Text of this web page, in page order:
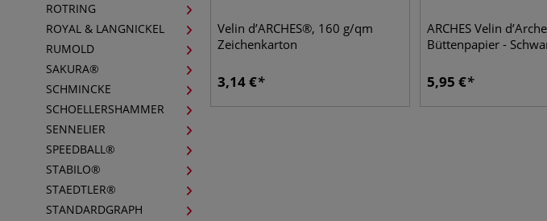
ROTRING
ROYAL & LANGNICKEL
RUMOLD
SAKURA®
SCHMINCKE
SCHOELLERSHAMMER
SENNELIER
SPEEDBALL®
STABILO®
STAEDTLER®
STANDARDGRAPH
Velin d’ARCHES®, 160 g/qm
Zeichenkarton
3,14€
ARCHES Velin
Büttenpapier -
5,95 €